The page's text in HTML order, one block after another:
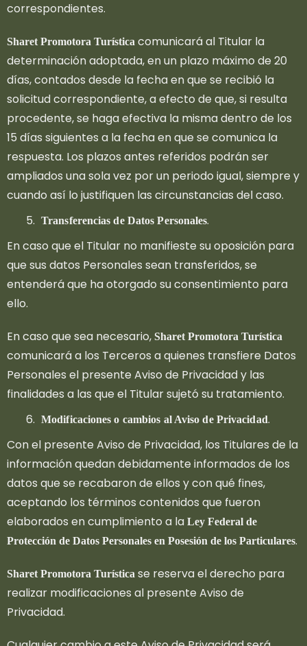
correspondientes.
Sharet Promotora Turística comunicará al Titular la
determinación adoptada, en un plazo máximo de 20
días, contados desde la fecha en que se recibió la
solicitud correspondiente, a efecto de que, si resulta
procedente, se haga efectiva la misma dentro de los
15 días siguientes a la fecha en que se comunica la
respuesta. Los plazos antes referidos podrán ser
ampliados una sola vez por un periodo igual, siempre y
cuando así lo justifiquen las circunstancias del caso.
Transferencias de Datos Personales.
En caso que el Titular no manifieste su oposición para
que sus datos Personales sean transferidos, se
entenderá que ha otorgado su consentimiento para
ello.
En caso que sea necesario, Sharet Promotora Turística
comunicará a los Terceros a quienes transfiere Datos
Personales el presente Aviso de Privacidad y las
finalidades a las que el Titular sujetó su tratamiento.
Modificaciones o cambios al Aviso de Privacidad.
Con el presente Aviso de Privacidad, los Titulares de la
información quedan debidamente informados de los
datos que se recabaron de ellos y con qué fines,
aceptando los términos contenidos que fueron
elaborados en cumplimiento a la Ley Federal de
Protección de Datos Personales en Posesión de los Particulares.
Sharet Promotora Turística se reserva el derecho para
realizar modificaciones al presente Aviso de
Privacidad.